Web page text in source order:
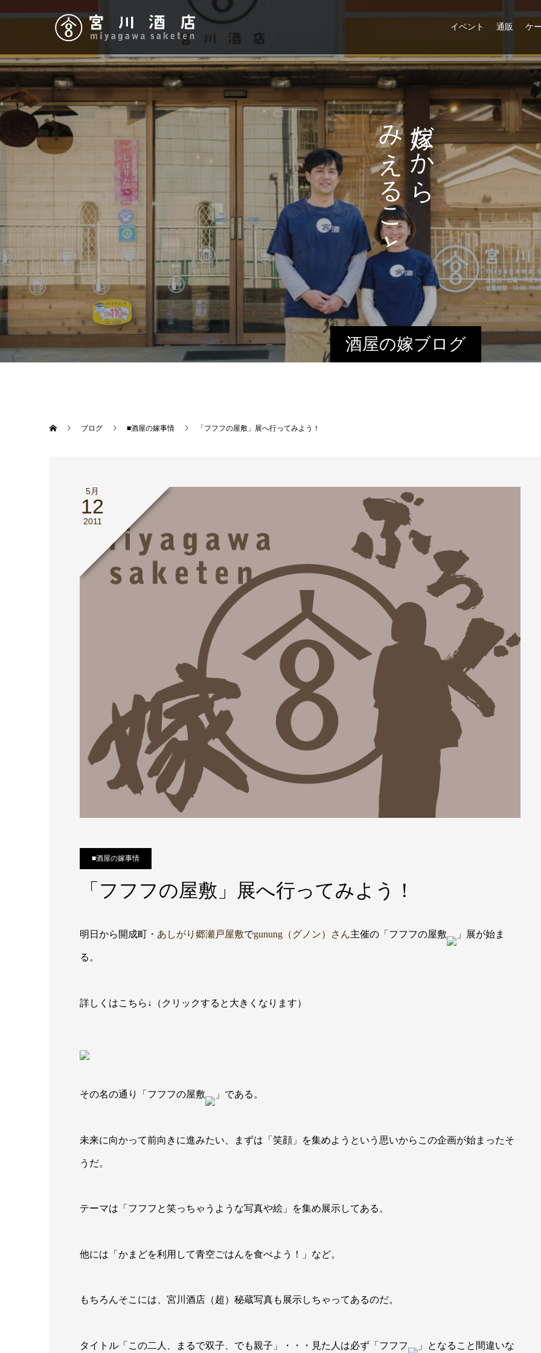
イベント 通販 ケ
酒屋の嫁ブログ
だ
か
ら
み
え
る
こ
と
ブログ ■酒屋の嫁事情 「フフフの屋敷」展へ行ってみよう！
5月
12
2011
■酒屋の嫁事情
「フフフの屋敷」展へ行ってみよう！
明日から開成町・ あしがり郷瀬戸屋敷でgunung（グノン）さん主催の「フフフの屋敷 」展が始ま
る。
詳しくはこちら↓（クリックすると大きくなります）
その名の通り「フフフの屋敷 」である。
未来に向かって前向きに進みたい、まずは「笑顔」を集めようという思いからこの企画が始まったそ
うだ。
テーマは「フフフと笑っちゃうような写真や絵」を集め展示してある。
他には「かまどを利用して青空ごはんを食べよう！」など。
もちろんそこには、宮川酒店（超）秘蔵写真も展示しちゃってあるのだ。
タイトル「この二人、まるで双子、でも親子」・・・見た人は必ず「フフフ 」となること間違いな